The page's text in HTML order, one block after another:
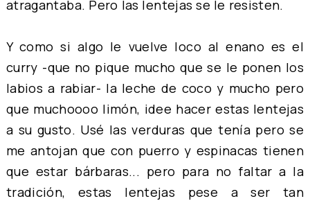
atragantaba. Pero las lentejas se le resisten.
Y como si algo le vuelve loco al enano es el
curry -que no pique mucho que se le ponen los
labios a rabiar- la leche de coco y mucho pero
que muchoooo limón, idee hacer estas lentejas
a su gusto. Usé las verduras que tenía pero se
me antojan que con puerro y espinacas tienen
que estar bárbaras... pero para no faltar a la
tradición, estas lentejas pese a ser tan